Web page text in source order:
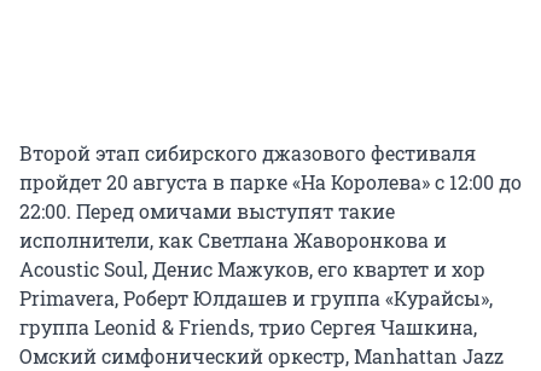
Второй этап сибирского джазового фестиваля
пройдет 20 августа в парке «На Королева» с 12:00 до
22:00. Перед омичами выступят такие
исполнители, как Светлана Жаворонкова и
Acoustic Soul, Денис Мажуков, его квартет и хор
Primavera, Роберт Юлдашев и группа «Курайсы»,
группа Leonid & Friends, трио Сергея Чашкина,
Омский симфонический оркестр, Manhattan Jazz